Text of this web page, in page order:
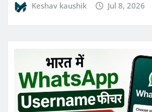
Keshav kaushik Jul 8, 2026